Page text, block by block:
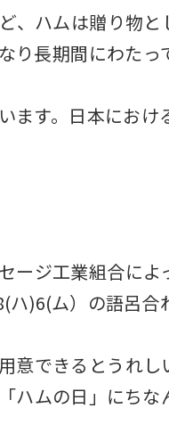
、ハムは贈り物と
り長期間にわたっ
ます。日本におけ
ージ工業組合によ
ハ)6(ム）の語呂合
意できるとうれし
ハムの日」にち